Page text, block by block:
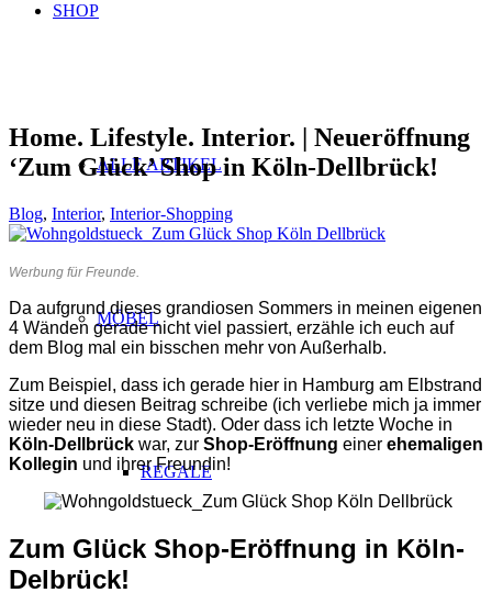
SHOP
ALLE ARTIKEL
MÖBEL
REGALE
Home. Lifestyle. Interior. | Neueröffnung
‘Zum Glück’ Shop in Köln-Dellbrück!
Blog, Interior, Interior-Shopping
Werbung für Freunde.
Da aufgrund dieses grandiosen Sommers in meinen eigenen
4 Wänden gerade nicht viel passiert, erzähle ich euch auf
dem Blog mal ein bisschen mehr von Außerhalb.
Zum Beispiel, dass ich gerade hier in Hamburg am Elbstrand
sitze und diesen Beitrag schreibe (ich verliebe mich ja immer
wieder neu in diese Stadt). Oder dass ich letzte Woche in
Köln-Dellbrück war, zur Shop-Eröffnung einer ehemaligen
Kollegin und ihrer Freundin!
Zum Glück Shop-Eröffnung in Köln-
Delbrück!